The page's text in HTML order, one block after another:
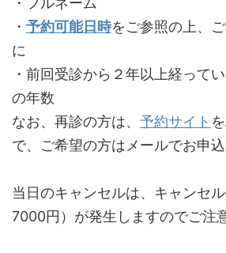
・ 予約可能日時をご参照の上、
に
・前回受診から２年以上経って
の年数
なお、再診の方は、 予約サイト
で、ご希望の方はメールでお申込
当日のキャンセルは、キャンセ
7000円）が発生しますのでご注